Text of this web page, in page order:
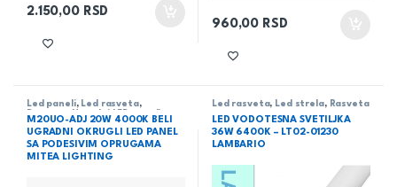
2.150,00 RSD
960,00 RSD
Led paneli, Led rasveta,
M20UO-ADJ 20W 4000K BELI
UGRADNI OKRUGLI LED PANEL
SA PODESIVIM OPRUGAMA
MITEA LIGHTING
Led rasveta, Led strela, Rasveta
LED VODOTESNA SVETILJKA
36W 6400K – LT02-01230
LAMBARIO